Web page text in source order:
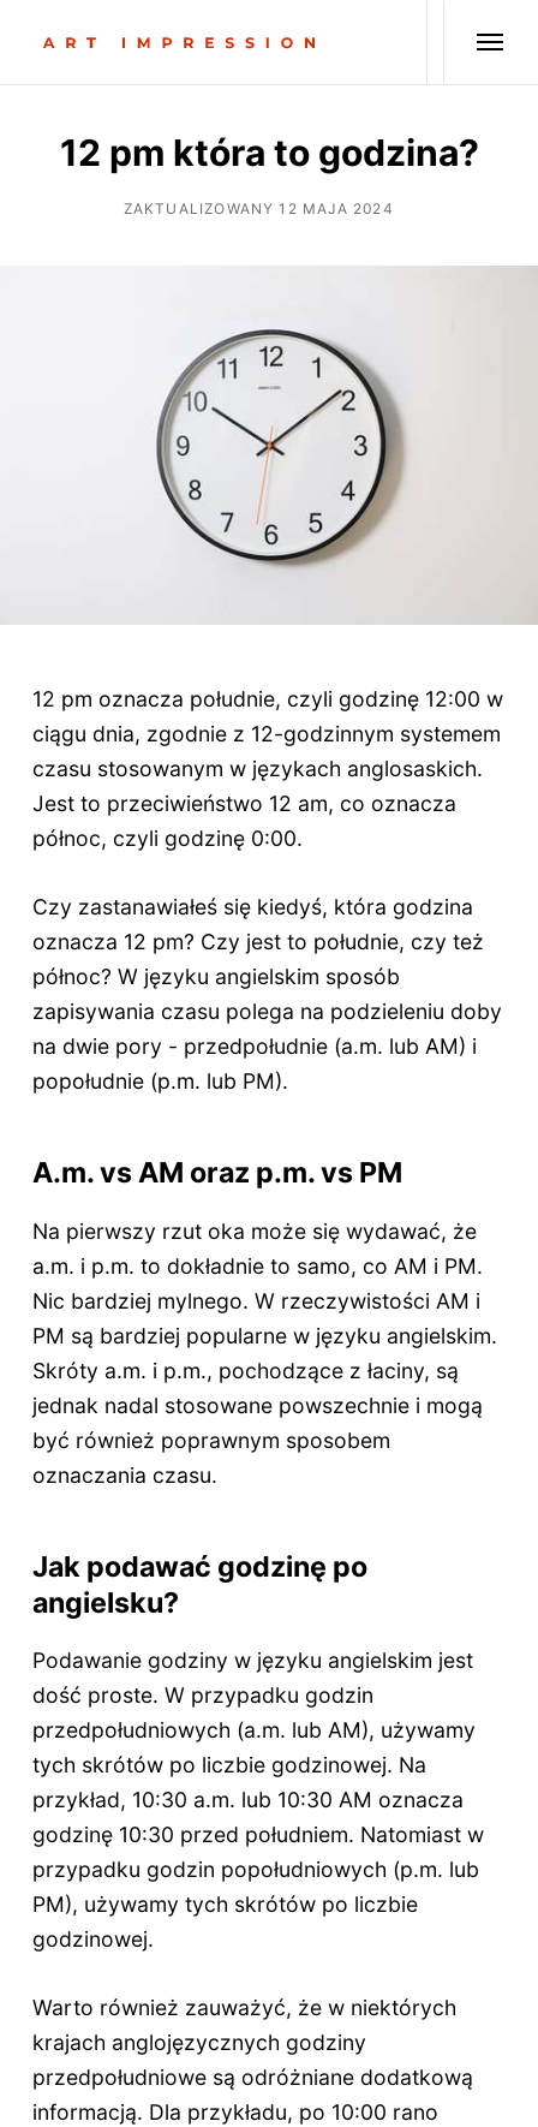
12 pm która to godzina?
ZAKTUALIZOWANY 12 MAJA 2024
12 pm oznacza południe, czyli godzinę 12:00 w
ciągu dnia, zgodnie z 12-godzinnym systemem
czasu stosowanym w językach anglosaskich.
Jest to przeciwieństwo 12 am, co oznacza
północ, czyli godzinę 0:00.
Czy zastanawiałeś się kiedyś, która godzina
oznacza 12 pm? Czy jest to południe, czy też
północ? W języku angielskim sposób
zapisywania czasu polega na podzieleniu doby
na dwie pory - przedpołudnie (a.m. lub AM) i
popołudnie (p.m. lub PM).
A.m. vs AM oraz p.m. vs PM
Na pierwszy rzut oka może się wydawać, że
a.m. i p.m. to dokładnie to samo, co AM i PM.
Nic bardziej mylnego. W rzeczywistości AM i
PM są bardziej popularne w języku angielskim.
Skróty a.m. i p.m., pochodzące z łaciny, są
jednak nadal stosowane powszechnie i mogą
być również poprawnym sposobem
oznaczania czasu.
Jak podawać godzinę po
angielsku?
Podawanie godziny w języku angielskim jest
dość proste. W przypadku godzin
przedpołudniowych (a.m. lub AM), używamy
tych skrótów po liczbie godzinowej. Na
przykład, 10:30 a.m. lub 10:30 AM oznacza
godzinę 10:30 przed południem. Natomiast w
przypadku godzin popołudniowych (p.m. lub
PM), używamy tych skrótów po liczbie
godzinowej.
Warto również zauważyć, że w niektórych
krajach anglojęzycznych godziny
przedpołudniowe są odróżniane dodatkową
informacją. Dla przykładu, po 10:00 rano